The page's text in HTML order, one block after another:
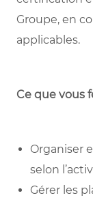
Groupe, en
applicables.
Ce que vous
Organiser
selon
Gérer les